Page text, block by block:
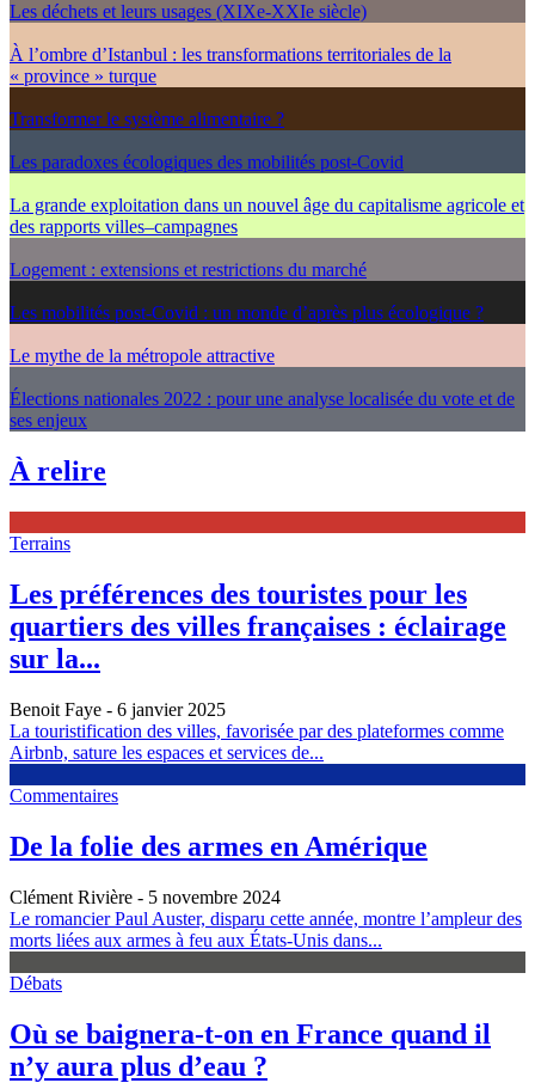
Les déchets et leurs usages (XIXe-XXIe siècle)
À l’ombre d’Istanbul : les transformations territoriales de la
« province » turque
Transformer le système alimentaire ?
Les paradoxes écologiques des mobilités post-Covid
La grande exploitation dans un nouvel âge du capitalisme agricole et
des rapports villes–campagnes
Logement : extensions et restrictions du marché
Les mobilités post-Covid : un monde d’après plus écologique ?
Le mythe de la métropole attractive
Élections nationales 2022 : pour une analyse localisée du vote et de
ses enjeux
À relire
Terrains
Les préférences des touristes pour les
quartiers des villes françaises : éclairage
sur la...
Benoit Faye - 6 janvier 2025
La touristification des villes, favorisée par des plateformes comme
Airbnb, sature les espaces et services de...
Commentaires
De la folie des armes en Amérique
Clément Rivière - 5 novembre 2024
Le romancier Paul Auster, disparu cette année, montre l’ampleur des
morts liées aux armes à feu aux États-Unis dans...
Débats
Où se baignera-t-on en France quand il
n’y aura plus d’eau ?